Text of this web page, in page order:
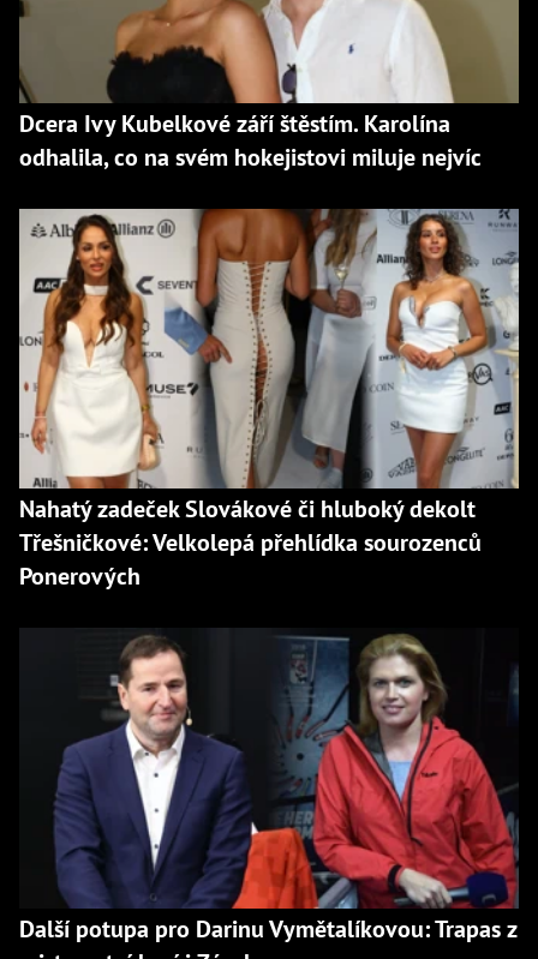
Dcera Ivy Kubelkové září štěstím. Karolína
odhalila, co na svém hokejistovi miluje nejvíc
Nahatý zadeček Slovákové či hluboký dekolt
Třešničkové: Velkolepá přehlídka sourozenců
Ponerových
Další potupa pro Darinu Vymětalíkovou: Trapas z